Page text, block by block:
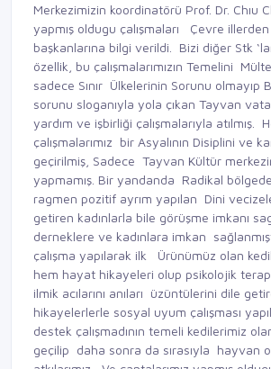
Merkezimizin koordinatörü Prof. Dr. Chıu
yapmış oldugu çalışmaları Çevre
başkanlarına bilgi verildi. Bizi diğer Stk
özellik, bu çalışmalarımızın Temelini
sadece Sınır Ülkelerinin Sorunu olmayıp
sorunu sloganıyla yola çıkan Tayvan
yardım ve işbirliği çalışmalarıyla atılmış.
çalışmalarımız bir Asyalının Disiplini ve
geçirilmiş, Sadece Tayvan Kültür
yapmamış. Bir yandanda Radikal
ragmen pozitif ayrım yapılan Dini
getiren kadınlarla bile görüşme imkanı
derneklere ve kadınlara imkan
çalışma yapılarak ilk Ürünümüz olan
hem hayat hikayeleri olup psikolojik
ilmik acılarını anıları üzüntülerini dile
hikayelerlerle sosyal uyum çalışması
destek çalışmadının temeli kedilerimiz
geçilip daha sonra da sırasıyla hayvan